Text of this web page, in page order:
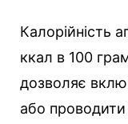
Калорійність
ккал в 100
дозволяє
або